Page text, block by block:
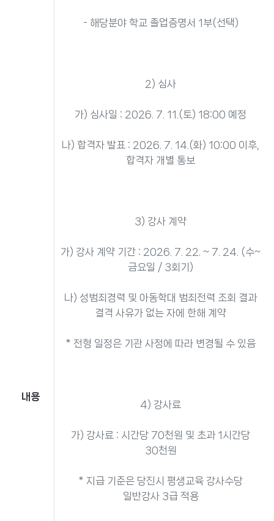
내용
- 해당분야 학교 졸업증명서 1부(선택)
2) 심사
가) 심사일 : 2026. 7. 11.(토) 18:00 예정
나) 합격자 발표 : 2026. 7. 14.(화) 10:00 이후,
합격자 개별 통보
3) 강사 계약
가) 강사 계약 기간 : 2026. 7. 22. ~ 7. 24. (수~
금요일 / 3회기)
나) 성범죄경력 및 아동학대 범죄전력 조회 결과
결격 사유가 없는 자에 한해 계약
* 전형 일정은 기관 사정에 따라 변경될 수 있음
4) 강사료
가) 강사료 : 시간당 70천원 및 초과 1시간당
30천원
* 지급 기준은 당진시 평생교육 강사수당
일반강사 3급 적용